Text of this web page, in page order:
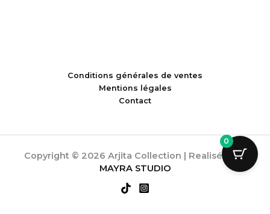
Conditions générales de ventes
Mentions légales
Contact
Copyright © 2026 Arjita Collection | Realisée par
MAYRA STUDIO
0